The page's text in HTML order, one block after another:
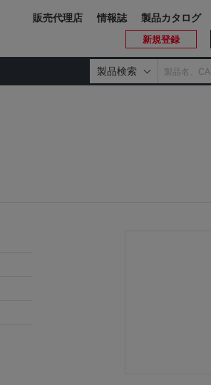
製品検索
新規登録
販売代理店 情報誌 製品カタログ